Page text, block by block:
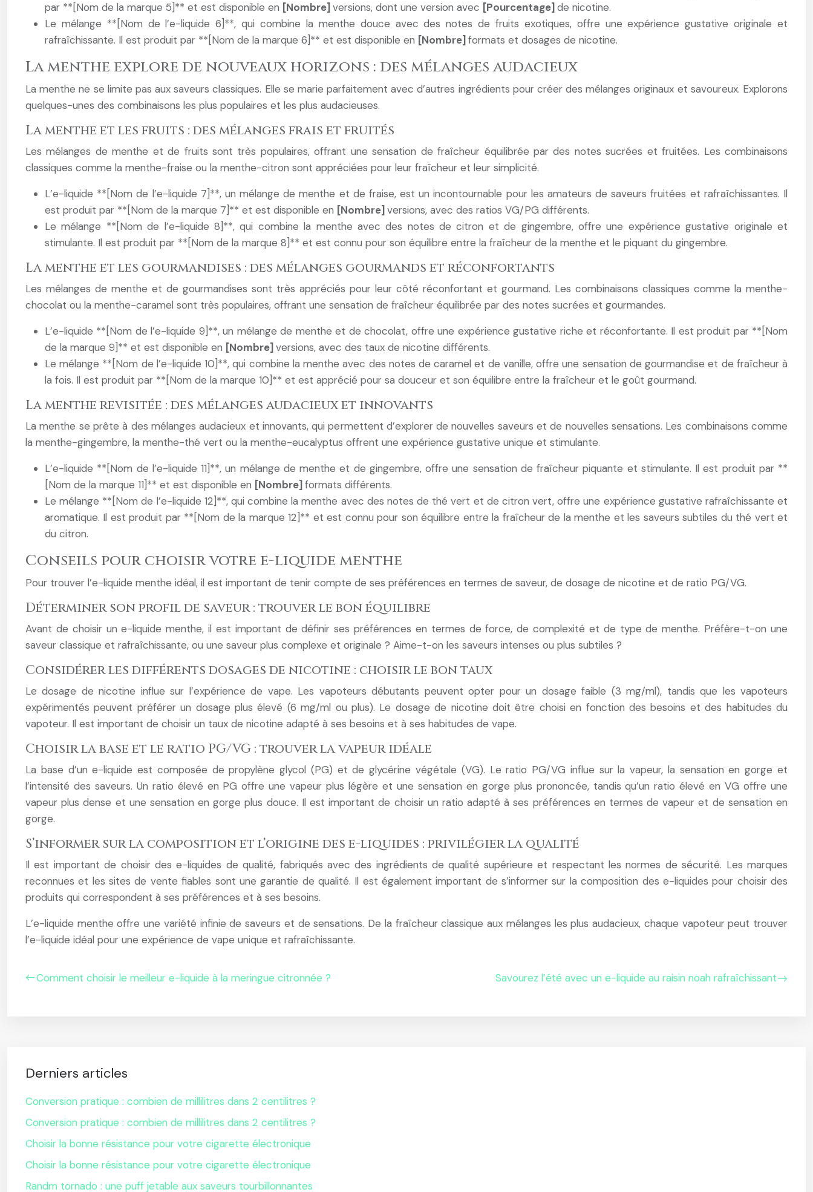
par **[Nom de la marque 5]** et est disponible en [Nombre] versions, dont une version avec [Pourcentage] de nicotine.
Le mélange **[Nom de l’e-liquide 6]**, qui combine la menthe douce avec des notes de fruits exotiques, offre une expérience gustative originale et
rafraîchissante. Il est produit par **[Nom de la marque 6]** et est disponible en [Nombre] formats et dosages de nicotine.
La menthe explore de nouveaux horizons : des mélanges audacieux
La menthe ne se limite pas aux saveurs classiques. Elle se marie parfaitement avec d’autres ingrédients pour créer des mélanges originaux et savoureux. Explorons
quelques-unes des combinaisons les plus populaires et les plus audacieuses.
La menthe et les fruits : des mélanges frais et fruités
Les mélanges de menthe et de fruits sont très populaires, offrant une sensation de fraîcheur équilibrée par des notes sucrées et fruitées. Les combinaisons
classiques comme la menthe-fraise ou la menthe-citron sont appréciées pour leur fraîcheur et leur simplicité.
L’e-liquide **[Nom de l’e-liquide 7]**, un mélange de menthe et de fraise, est un incontournable pour les amateurs de saveurs fruitées et rafraîchissantes. Il
est produit par **[Nom de la marque 7]** et est disponible en [Nombre] versions, avec des ratios VG/PG différents.
Le mélange **[Nom de l’e-liquide 8]**, qui combine la menthe avec des notes de citron et de gingembre, offre une expérience gustative originale et
stimulante. Il est produit par **[Nom de la marque 8]** et est connu pour son équilibre entre la fraîcheur de la menthe et le piquant du gingembre.
La menthe et les gourmandises : des mélanges gourmands et réconfortants
Les mélanges de menthe et de gourmandises sont très appréciés pour leur côté réconfortant et gourmand. Les combinaisons classiques comme la menthe-
chocolat ou la menthe-caramel sont très populaires, offrant une sensation de fraîcheur équilibrée par des notes sucrées et gourmandes.
L’e-liquide **[Nom de l’e-liquide 9]**, un mélange de menthe et de chocolat, offre une expérience gustative riche et réconfortante. Il est produit par **[Nom
de la marque 9]** et est disponible en [Nombre] versions, avec des taux de nicotine différents.
Le mélange **[Nom de l’e-liquide 10]**, qui combine la menthe avec des notes de caramel et de vanille, offre une sensation de gourmandise et de fraîcheur à
la fois. Il est produit par **[Nom de la marque 10]** et est apprécié pour sa douceur et son équilibre entre la fraîcheur et le goût gourmand.
La menthe revisitée : des mélanges audacieux et innovants
La menthe se prête à des mélanges audacieux et innovants, qui permettent d’explorer de nouvelles saveurs et de nouvelles sensations. Les combinaisons comme
la menthe-gingembre, la menthe-thé vert ou la menthe-eucalyptus offrent une expérience gustative unique et stimulante.
L’e-liquide **[Nom de l’e-liquide 11]**, un mélange de menthe et de gingembre, offre une sensation de fraîcheur piquante et stimulante. Il est produit par **
[Nom de la marque 11]** et est disponible en [Nombre] formats différents.
Le mélange **[Nom de l’e-liquide 12]**, qui combine la menthe avec des notes de thé vert et de citron vert, offre une expérience gustative rafraîchissante et
aromatique. Il est produit par **[Nom de la marque 12]** et est connu pour son équilibre entre la fraîcheur de la menthe et les saveurs subtiles du thé vert et
du citron.
Conseils pour choisir votre e-liquide menthe
Pour trouver l’e-liquide menthe idéal, il est important de tenir compte de ses préférences en termes de saveur, de dosage de nicotine et de ratio PG/VG.
Déterminer son profil de saveur : trouver le bon équilibre
Avant de choisir un e-liquide menthe, il est important de définir ses préférences en termes de force, de complexité et de type de menthe. Préfère-t-on une
saveur classique et rafraîchissante, ou une saveur plus complexe et originale ? Aime-t-on les saveurs intenses ou plus subtiles ?
Considérer les différents dosages de nicotine : choisir le bon taux
Le dosage de nicotine influe sur l’expérience de vape. Les vapoteurs débutants peuvent opter pour un dosage faible (3 mg/ml), tandis que les vapoteurs
expérimentés peuvent préférer un dosage plus élevé (6 mg/ml ou plus). Le dosage de nicotine doit être choisi en fonction des besoins et des habitudes du
vapoteur. Il est important de choisir un taux de nicotine adapté à ses besoins et à ses habitudes de vape.
Choisir la base et le ratio PG/VG : trouver la vapeur idéale
La base d’un e-liquide est composée de propylène glycol (PG) et de glycérine végétale (VG). Le ratio PG/VG influe sur la vapeur, la sensation en gorge et
l’intensité des saveurs. Un ratio élevé en PG offre une vapeur plus légère et une sensation en gorge plus prononcée, tandis qu’un ratio élevé en VG offre une
vapeur plus dense et une sensation en gorge plus douce. Il est important de choisir un ratio adapté à ses préférences en termes de vapeur et de sensation en
gorge.
S’informer sur la composition et l’origine des e-liquides : privilégier la qualité
Il est important de choisir des e-liquides de qualité, fabriqués avec des ingrédients de qualité supérieure et respectant les normes de sécurité. Les marques
reconnues et les sites de vente fiables sont une garantie de qualité. Il est également important de s’informer sur la composition des e-liquides pour choisir des
produits qui correspondent à ses préférences et à ses besoins.
L’e-liquide menthe offre une variété infinie de saveurs et de sensations. De la fraîcheur classique aux mélanges les plus audacieux, chaque vapoteur peut trouver
l’e-liquide idéal pour une expérience de vape unique et rafraîchissante.
Comment choisir le meilleur e-liquide à la meringue citronnée ? Savourez l’été avec un e-liquide au raisin noah rafraîchissant
Derniers articles
Conversion pratique : combien de millilitres dans 2 centilitres ?
Conversion pratique : combien de millilitres dans 2 centilitres ?
Choisir la bonne résistance pour votre cigarette électronique
Choisir la bonne résistance pour votre cigarette électronique
Randm tornado : une puff jetable aux saveurs tourbillonnantes